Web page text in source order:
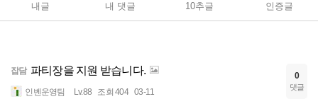
내글 내 댓글 10추글 인증글
잡담 파티장을 지원 받습니다.
인벤운영팀 Lv.88 조회 404 03-11
0
댓글